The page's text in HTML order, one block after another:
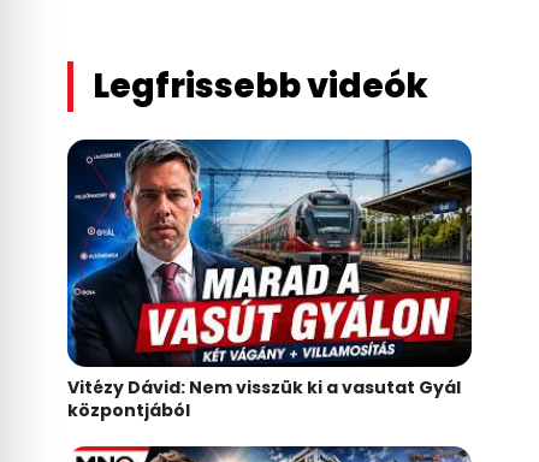
Legfrissebb videók
Vitézy Dávid: Nem visszük ki a vasutat Gyál
központjából